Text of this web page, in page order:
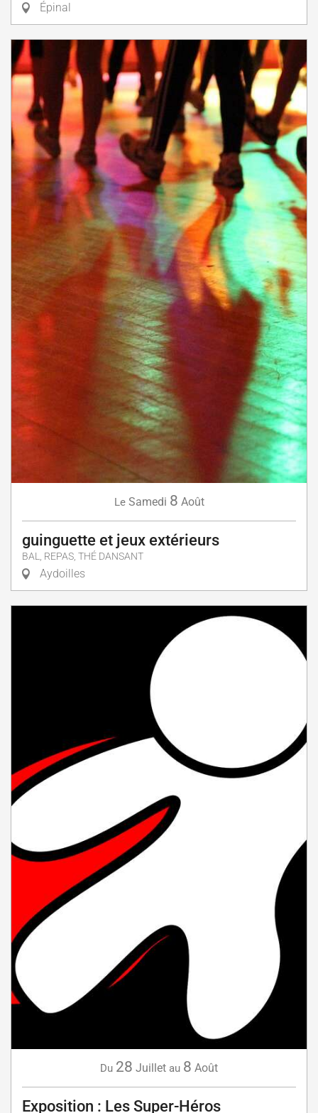
Épinal
Le Samedi 8 Août
guinguette et jeux extérieurs
BAL, REPAS, THÉ DANSANT
Aydoilles
Du 28 Juillet au 8 Août
Exposition : Les Super-Héros